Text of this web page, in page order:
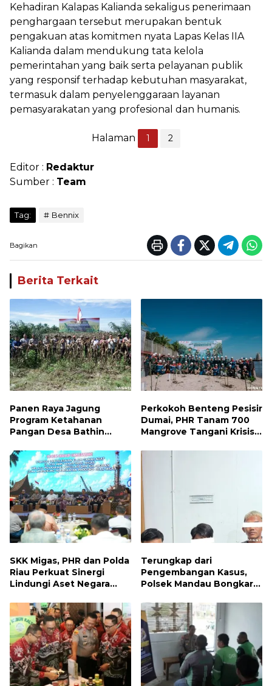
Kehadiran Kalapas Kalianda sekaligus penerimaan
penghargaan tersebut merupakan bentuk
pengakuan atas komitmen nyata Lapas Kelas IIA
Kalianda dalam mendukung tata kelola
pemerintahan yang baik serta pelayanan publik
yang responsif terhadap kebutuhan masyarakat,
termasuk dalam penyelenggaraan layanan
pemasyarakatan yang profesional dan humanis.
Halaman 1 2
Editor : Redaktur
Sumber : Team
Tag: Bennix
Bagikan
Berita Terkait
Panen Raya Jagung
Program Ketahanan
Pangan Desa Bathin
Mandau Tahun 2026
Perkokoh Benteng Pesisir
Dumai, PHR Tanam 700
Mangrove Tangani Krisis
Keanekaragaman Hayati
SKK Migas, PHR dan Polda
Riau Perkuat Sinergi
Lindungi Aset Negara
Energi Nasional
Terungkap dari
Pengembangan Kasus,
Polsek Mandau Bongkar
Ekstasi di Air Jamban,
Tiga Pelaku Diamankan